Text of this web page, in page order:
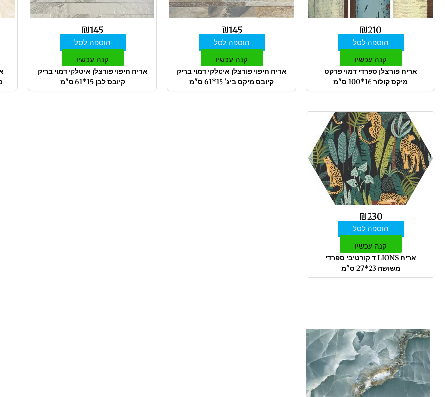
₪210
הוספה לסל
קנה עכשיו
אריח פורצלן ספרדי דמוי פרקט
מיקס קולור 16*100 ס"מ
₪145
הוספה לסל
קנה עכשיו
אריח חיפוי פורצלן איטלקי דמוי בריק
קיובס מיקס ביג' 15*61 ס"מ
₪145
הוספה לסל
קנה עכשיו
אריח חיפוי פורצלן איטלקי דמוי בריק
קיובס לבן 15*61 ס"מ
₪230
הוספה לסל
קנה עכשיו
אריח LIONS דיקורטיבי ספרדי
משושה 23*27 ס"מ